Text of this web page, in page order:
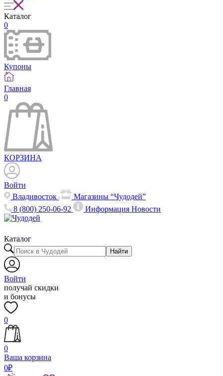
Каталог
0
Купоны
Главная
0
КОРЗИНА
Войти
Владивосток
Магазины “Чудодей”
8 (800) 250-06-92
ИнформацияНовости
Каталог
Найти
Войти
получай скидки
и бонусы
0
0
Ваша корзина
0₽